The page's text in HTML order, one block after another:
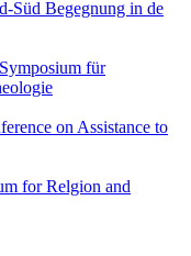
Süd Begegnung in de
für
on Assistance to
for Relgion and